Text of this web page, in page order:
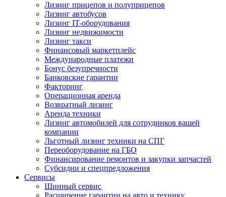
Лизинг прицепов и полуприцепов
Лизинг автобусов
Лизинг IT-оборудования
Лизинг недвижимости
Лизинг такси
Финансовый маркетплейс
Международные платежи
Бонус безупречности
Банковские гарантии
Факторинг
Операционная аренда
Возвратный лизинг
Аренда техники
Лизинг автомобилей для сотрудников вашей
компании
Льготный лизинг техники на СПГ
Переоборудование на ГБО
Финансирование ремонтов и закупки запчастей
Субсидии и спецпредложения
Сервисы
Шинный сервис
Расширение гарантии на авто и технику